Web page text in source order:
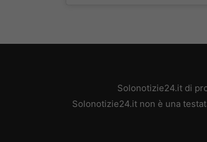
Solonotizie24.it di
Solonotizie24.it non è una